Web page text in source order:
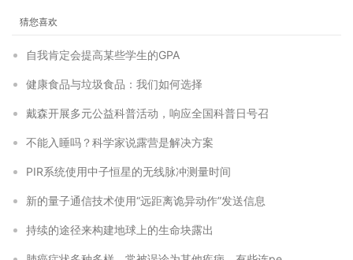
猜您喜欢
自我肯定会提高某些学生的GPA
健康食品与垃圾食品：我们如何选择
戴森开展多元公益科普活动，响应全国科普日号召
不能入睡吗？科学家说露营是解决方案
PIR系统使用中子恒星的无线脉冲测量时间
新的量子通信技术使用“远距离诡异动作”发送信息
持续的途径来构建地球上的生命块露出